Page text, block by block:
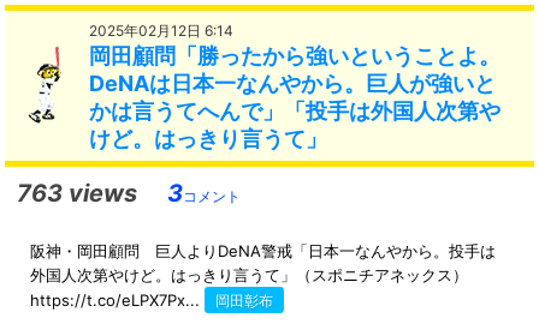
2025年02月12日 6:14
岡田顧問「勝ったから強いということよ。
DeNAは日本一なんやから。巨人が強いと
かは言うてへんで」「投手は外国人次第や
けど。はっきり言うて」
763 views 3コメント
阪神・岡田顧問 巨人よりDeNA警戒「日本一なんやから。投手は
外国人次第やけど。はっきり言うて」（スポニチアネックス）
https://t.co/eLPX7Px...
岡田彰布